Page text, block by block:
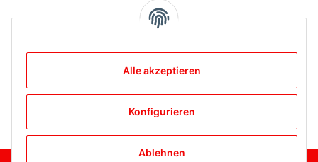
Bewertungen
Alle akzeptieren
Konfigurieren
Ablehnen